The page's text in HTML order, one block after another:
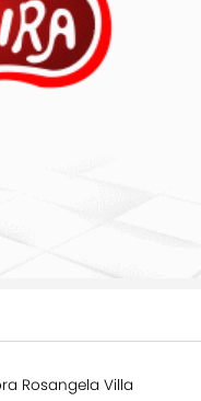
Rosangela Villa